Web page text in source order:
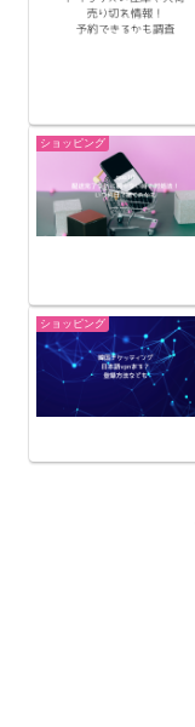
ショッピング
ショッピング